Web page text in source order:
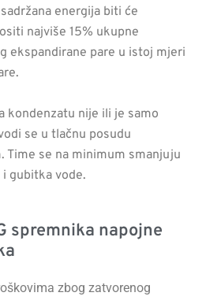
energija biti će
najviše 15% ukupne
ekspandirane pare u istoj mjeri
kondenzatu nije ili je samo
se u tlačnu posudu
Time se na minimum smanjuju
gubitka vode.
spremnika napojne
zbog zatvorenog